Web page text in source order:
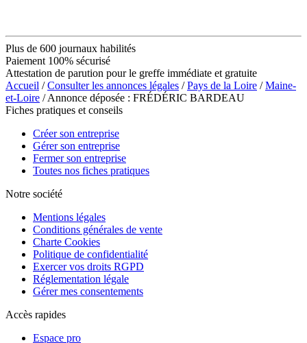
Plus de 600 journaux habilités
Paiement 100% sécurisé
Attestation de parution pour le greffe immédiate et gratuite
Accueil /Consulter les annonces légales /Pays de la Loire /Maine-
et-Loire / Annonce déposée : FRÉDÉRIC BARDEAU
Fiches pratiques et conseils
Créer son entreprise
Gérer son entreprise
Fermer son entreprise
Toutes nos fiches pratiques
Notre société
Mentions légales
Conditions générales de vente
Charte Cookies
Politique de confidentialité
Exercer vos droits RGPD
Réglementation légale
Gérer mes consentements
Accès rapides
Espace pro